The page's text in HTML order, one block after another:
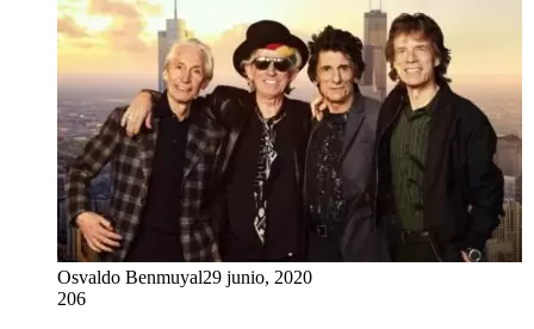
Osvaldo Benmuyal29 junio, 2020
206